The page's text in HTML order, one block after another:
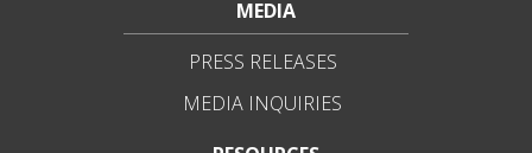
MEDIA
PRESS RELEASES
MEDIA INQUIRIES